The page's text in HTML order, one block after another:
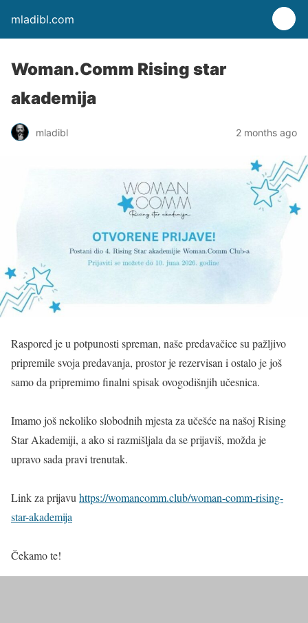
mladibl.com
Woman.Comm Rising star
akademija
mladibl 2 months ago
Raspored je u potpunosti spreman, naše predavačice su pažljivo
pripremile svoja predavanja, prostor je rezervisan i ostalo je još
samo da pripremimo finalni spisak ovogodišnjih učesnica.
Imamo još nekoliko slobodnih mjesta za učešće na našoj Rising
Star Akademiji, a ako si razmišljala da se prijaviš, možda je
upravo sada pravi trenutak.
Link za prijavu https://womancomm.club/woman-comm-rising-
star-akademija
Čekamo te!